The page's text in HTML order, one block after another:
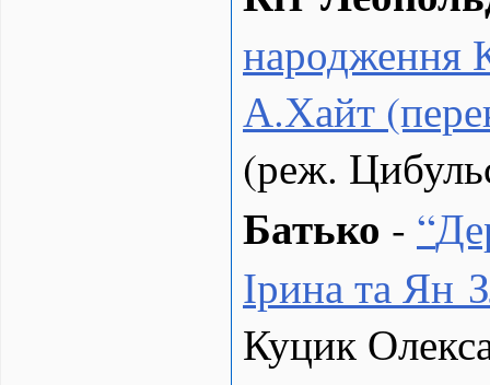
народження
А.Хайт
(реж.
Батько - “
Ірина та Ян
Куцик